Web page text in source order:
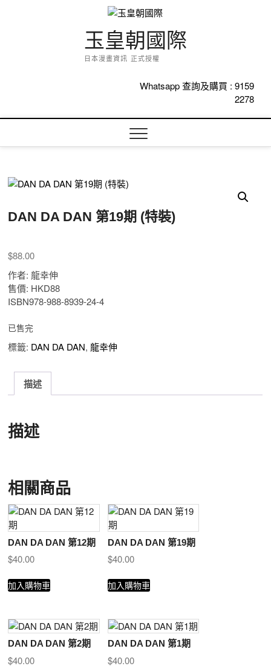
玉皇朝國際
日本漫畫資訊 正式授權
Whatsapp 查詢及購買 : 9159
2278
DAN DA DAN 第19期 (特裝)
$88.00
作者: 龍幸伸
售價: HKD88
ISBN978-988-8939-24-4
已售完
標籤: DAN DA DAN,龍幸伸
描述
描述
相關商品
DAN DA DAN 第12期
$40.00
加入購物車
DAN DA DAN 第19期
$40.00
加入購物車
DAN DA DAN 第2期
$40.00
DAN DA DAN 第1期
$40.00